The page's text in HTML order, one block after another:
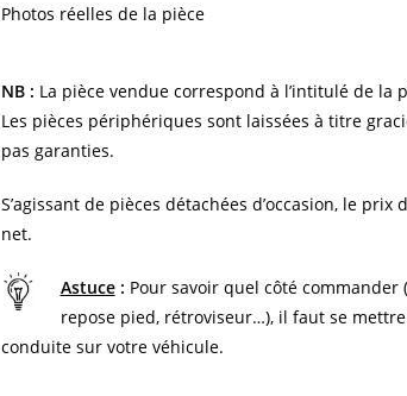
Photos réelles de la pièce
NB : La pièce vendue correspond à l’intitulé de la
Les pièces périphériques sont laissées à titre
pas garanties.
S’agissant de pièces détachées d’occasion, le
net.
Astuce: Pour savoir quel côté commander
repose pied, rétroviseur…), il faut se
conduite sur votre véhicule.